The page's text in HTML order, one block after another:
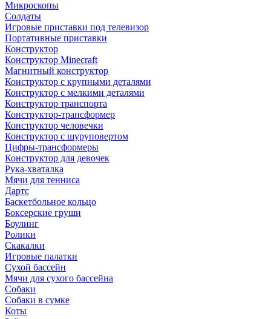
Микроскопы
Солдаты
Игровые приставки под телевизор
Портативные приставки
Конструктор
Конструктор Minecraft
Магнитный конструктор
Конструктор с крупными деталями
Конструктор с мелкими деталями
Конструктор транспорта
Конструктор-трансформер
Конструктор человечки
Конструктор с шуруповертом
Цифры-трансформеры
Конструктор для девочек
Рука-хваталка
Мячи для тенниса
Дартс
Баскетбольное кольцо
Боксерские груши
Боулинг
Ролики
Скакалки
Игровые палатки
Сухой бассейн
Мячи для сухого бассейна
Собаки
Собаки в сумке
Коты